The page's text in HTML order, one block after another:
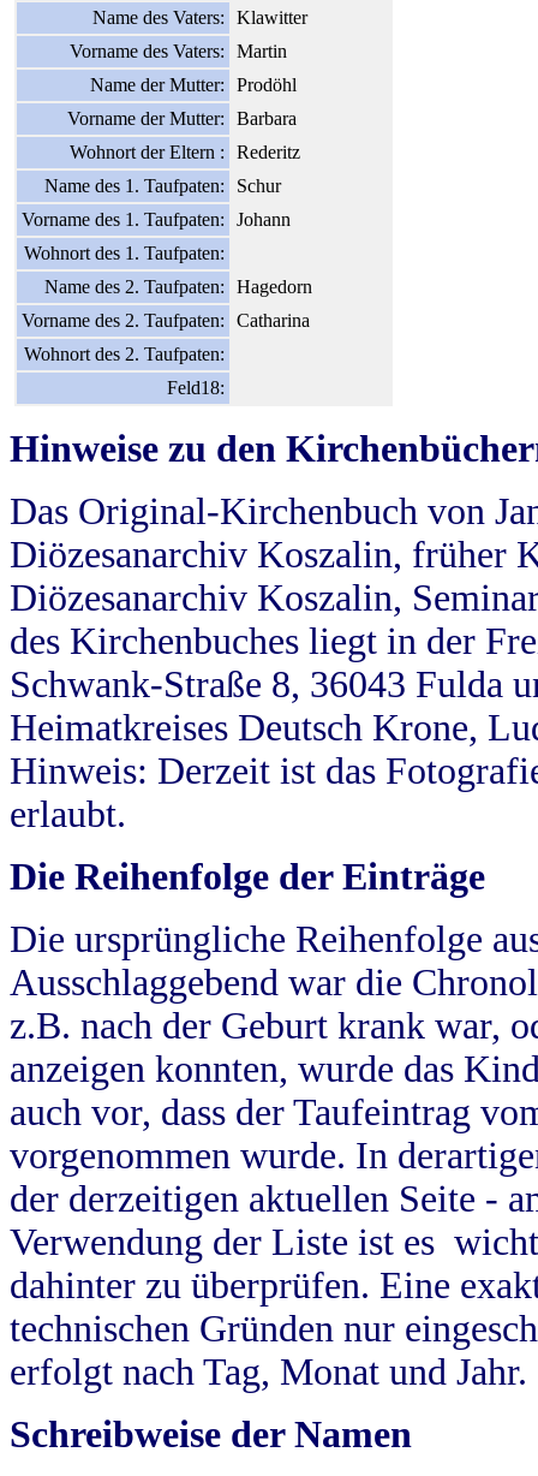
Name des Vaters:
Klawitter
Vorname des Vaters:
Martin
Name der Mutter:
Prodöhl
Vorname der Mutter:
Barbara
Wohnort der Eltern :
Rederitz
Name des 1. Taufpaten:
Schur
Vorname des 1. Taufpaten:
Johann
Wohnort des 1. Taufpaten:
Name des 2. Taufpaten:
Hagedorn
Vorname des 2. Taufpaten:
Catharina
Wohnort des 2. Taufpaten:
Feld18:
Hinweise zu den
Das Original-Kirchenbuch von
Diözesanarchiv Koszalin, früher
Diözesanarchiv Koszalin,
des Kirchenbuches liegt in der
Schwank-Straße 8, 36043 Fulda
Heimatkreises Deutsch Krone,
Hinweis: Derzeit ist das
erlaubt.
Die Reihenfolge der Einträge
Die ursprüngliche Reihenfolge
Ausschlaggebend war die
z.B. nach der Geburt krank war,
anzeigen konnten, wurde das
auch vor, dass der Taufeintrag
vorgenommen wurde. In
der derzeitigen aktuellen Seite -
Verwendung der Liste ist es
dahinter zu überprüfen. Eine
technischen Gründen nur
erfolgt nach Tag, Monat und Jahr.
Schreibweise der Namen